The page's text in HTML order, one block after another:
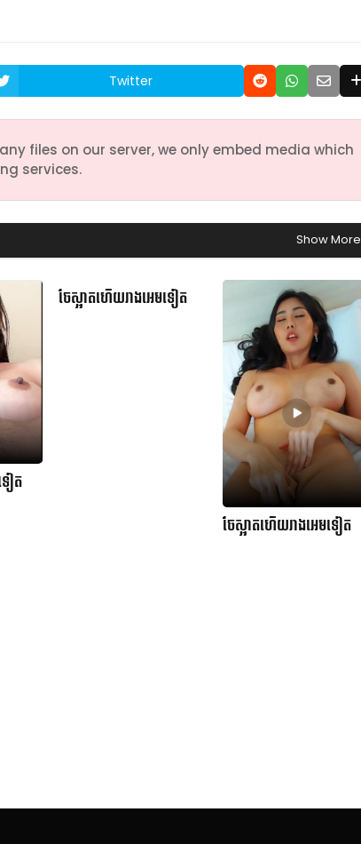
Twitter
files on our server, we only embed media which
services.
Show More
ៀត
ចែស្អាតហើយរាងអេមទៀត
ចែស្អាតហើយរាងអេមទៀត